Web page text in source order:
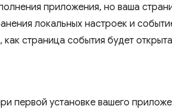
приложения, но ваша
локальных настроек и
страница события будет
первой установке вашего